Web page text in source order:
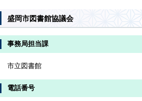
盛岡市図書館協議会
事務局担当課
市立図書館
電話番号